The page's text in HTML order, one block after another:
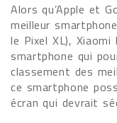
Alors qu’Apple et
meilleur
le Pixel XL),
smartphone qui
classement des
ce smartphone
écran qui devrait